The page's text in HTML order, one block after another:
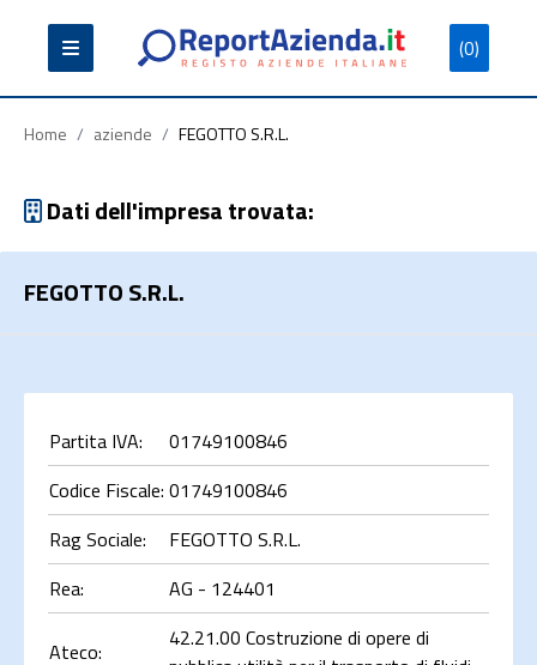
(0)
Partita
Iva
Codice
Fiscale
Ragione
Sociale
Cerca
Home / aziende / FEGOTTO S.R.L.
Dati dell'impresa trovata:
FEGOTTO S.R.L.
Partita IVA:
01749100846
Codice Fiscale: 01749100846
Rag Sociale:
FEGOTTO S.R.L.
Rea:
AG - 124401
Ateco:
42.21.00 Costruzione di opere di